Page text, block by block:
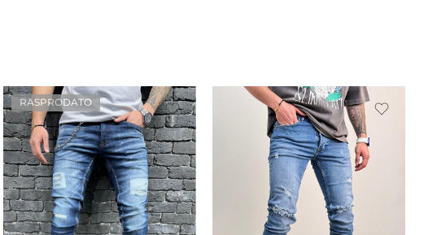
RASPRODATO